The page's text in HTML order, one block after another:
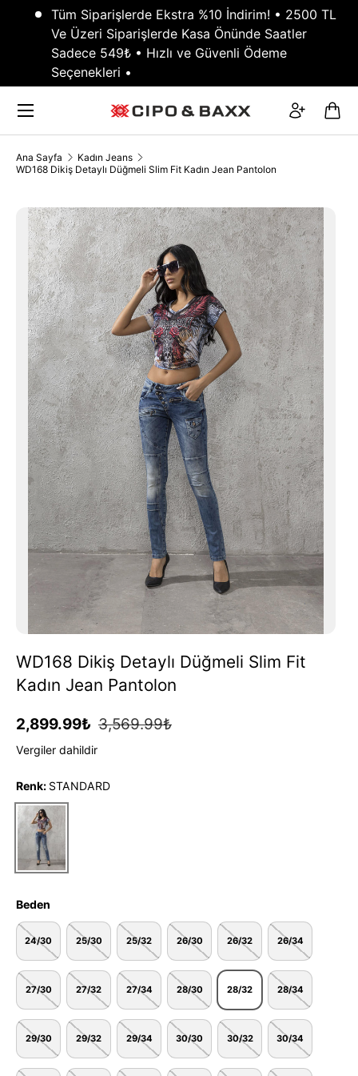
GEÇ
Tüm Siparişlerde Ekstra %10 İndirim! • 2500 TL
Ve Üzeri Siparişlerde Kasa Önünde Saatler
Sadece 549₺ • Hızlı ve Güvenli Ödeme
Seçenekleri •
Menü
Giriş
Ana Sayfa
Kadın Jeans
WD168 Dikiş Detaylı Düğmeli Slim Fit Kadın Jean Pantolon
TRANSLATION MISSING: TR.ACCESSIBILITY.SKIP_TO_PRODUCT_INFO
WD168 Dikiş Detaylı Düğmeli Slim Fit
Kadın Jean Pantolon
Fiyat
2,899.99₺ Fiyat
3,569.99₺
Vergiler dahildir
Renk: STANDARD
STANDARD
Beden
24/30 25/30 25/32 26/30 26/32 26/34
27/30 27/32 27/34 28/30 28/32 28/34
29/30 29/32 29/34 30/30 30/32 30/34